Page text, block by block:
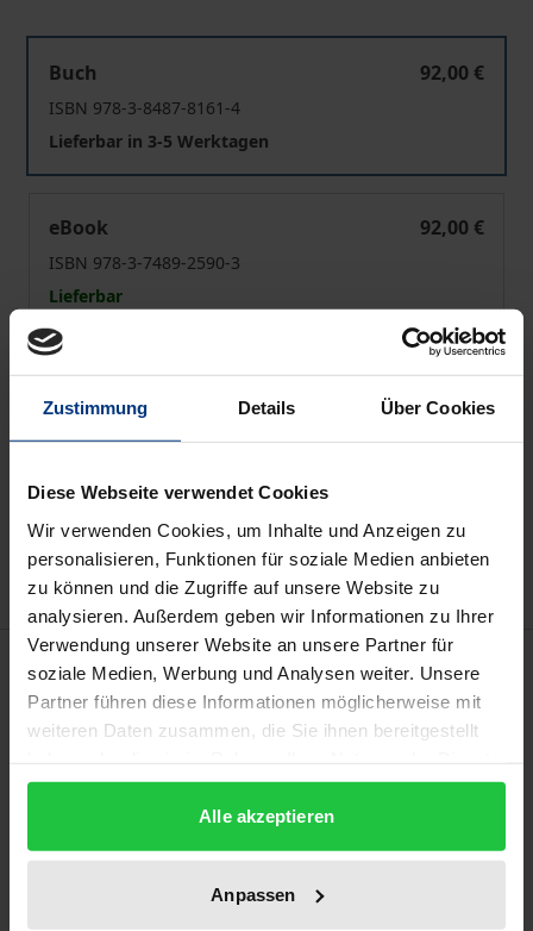
Zustimmung Details Über Cookies
Diese Webseite verwendet Cookies
Wir verwenden Cookies, um Inhalte und Anzeigen zu
personalisieren, Funktionen für soziale Medien anbieten
zu können und die Zugriffe auf unsere Website zu
analysieren. Außerdem geben wir Informationen zu Ihrer
Verwendung unserer Website an unsere Partner für
soziale Medien, Werbung und Analysen weiter. Unsere
Partner führen diese Informationen möglicherweise mit
weiteren Daten zusammen, die Sie ihnen bereitgestellt
gesammelt haben.
Alle akzeptieren
Anpassen
Buch
92,00 €
ISBN 978-3-8487-8161-4
Lieferbar in 3-5 Werktagen
eBook
92,00 €
ISBN 978-3-7489-2590-3
Lieferbar
Preisangaben inkl. MwSt. Abhängig von der Lieferadresse
kann die MwSt. an der Kasse variieren.
Hinweise zu Versandkosten
Beschreibung
Künstliche Intelligenz beeinflusst und verändert alle
haftungsrechtliche Fragen auf. Die Untersuchung
der zivilrechtlichen Verantwortlichkeit bildet die
Grundlage, um in rechtlicher Hinsicht allgemeine